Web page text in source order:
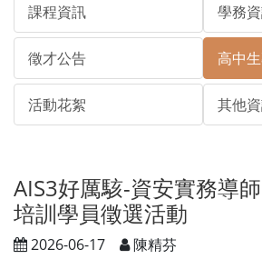
課程資訊 學務
徵才公告 高中
活動花絮 其他
AIS3好厲駭-資安實務導
培訓學員徵選活動
2026-06-17
陳精芬